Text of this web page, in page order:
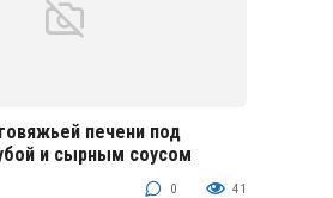
и колбасных изделий
печени под
и сырным соусом
0 41